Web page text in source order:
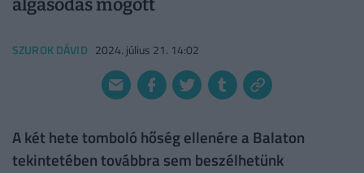
algásodás mögött
SZUROK DÁVID 2024. július 21. 14:02
A két hete tomboló hőség ellenére a Balaton
tekintetében továbbra sem beszélhetünk